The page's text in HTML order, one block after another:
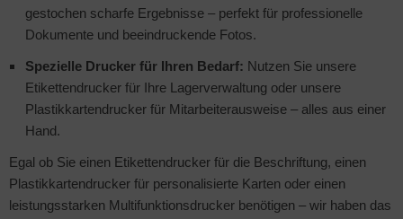
gestochen scharfe Ergebnisse – perfekt für professionelle
Dokumente und beeindruckende Fotos.
Spezielle Drucker für Ihren Bedarf: Nutzen Sie unsere
Etikettendrucker für Ihre Lagerverwaltung oder unsere
Plastikkartendrucker für Mitarbeiterausweise – alles aus einer
Hand.
Egal ob Sie einen Etikettendrucker für die Beschriftung, einen
Plastikkartendrucker für personalisierte Karten oder einen
leistungsstarken Multifunktionsdrucker benötigen – wir haben das
Mobiltelefone
& Festplatten
Mainboards
Modding